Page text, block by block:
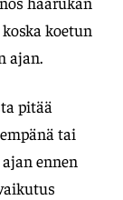
koetun
ajan.
pitää
tai
ennen